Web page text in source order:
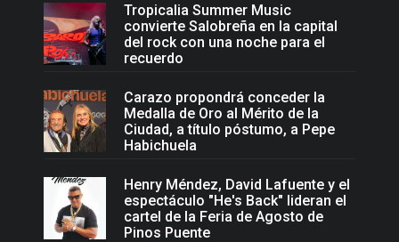
Tropicalia Summer Music
convierte Salobreña en la capital
del rock con una noche para el
recuerdo
Carazo propondrá conceder la
Medalla de Oro al Mérito de la
Ciudad, a título póstumo, a Pepe
Habichuela
Henry Méndez, David Lafuente y el
espectáculo "He's Back" lideran el
cartel de la Feria de Agosto de
Pinos Puente